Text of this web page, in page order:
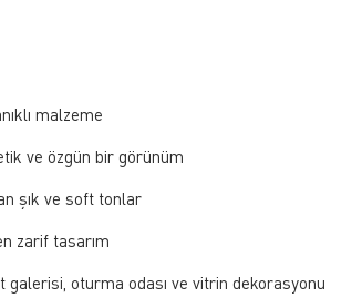
malzeme
ve özgün bir görünüm
şık ve soft tonlar
zarif tasarım
galerisi, oturma odası ve vitrin dekorasyonu